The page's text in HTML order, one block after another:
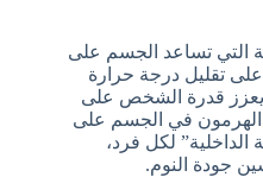
التي تساعد الجسم على
على تقليل درجة حرارة
يعزز قدرة الشخص على
الهرمون في الجسم على
الداخلية” لكل فرد،
جودة النوم.